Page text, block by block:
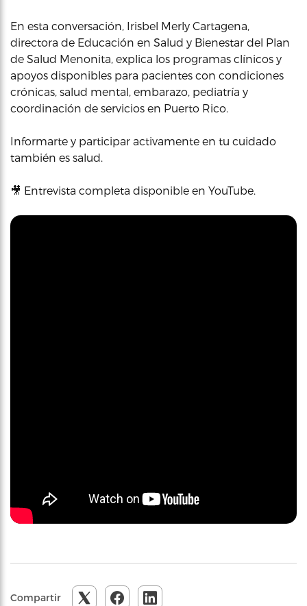
En esta conversación, Irisbel Merly Cartagena,
directora de Educación en Salud y Bienestar del Plan
de Salud Menonita, explica los programas clínicos y
apoyos disponibles para pacientes con condiciones
crónicas, salud mental, embarazo, pediatría y
coordinación de servicios en Puerto Rico.
Informarte y participar activamente en tu cuidado
también es salud.
🎥 Entrevista completa disponible en YouTube.
Compartir